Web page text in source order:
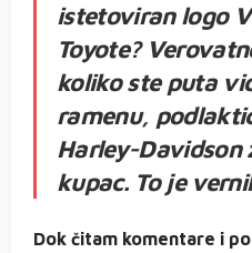
istetoviran logo
Toyote?
koliko ste puta
ramenu,
Harley-Davidson
kupac. To je
Dok čitam komentare i